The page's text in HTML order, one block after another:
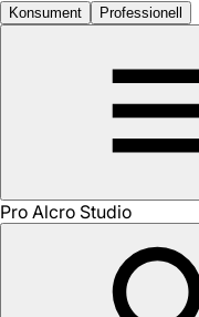
Konsument Professionell
Pro Alcro Studio